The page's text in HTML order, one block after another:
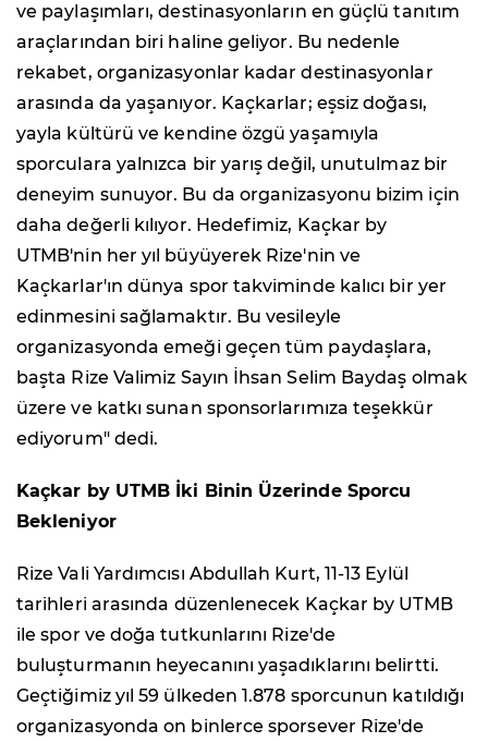
ve paylaşımları, destinasyonların en güçlü tanıtım
araçlarından biri haline geliyor. Bu nedenle
rekabet, organizasyonlar kadar destinasyonlar
arasında da yaşanıyor. Kaçkarlar; eşsiz doğası,
yayla kültürü ve kendine özgü yaşamıyla
sporculara yalnızca bir yarış değil, unutulmaz bir
deneyim sunuyor. Bu da organizasyonu bizim için
daha değerli kılıyor. Hedefimiz, Kaçkar by
UTMB'nin her yıl büyüyerek Rize'nin ve
Kaçkarlar'ın dünya spor takviminde kalıcı bir yer
edinmesini sağlamaktır. Bu vesileyle
organizasyonda emeği geçen tüm paydaşlara,
başta Rize Valimiz Sayın İhsan Selim Baydaş olmak
üzere ve katkı sunan sponsorlarımıza teşekkür
ediyorum" dedi.
Kaçkar by UTMB İki Binin Üzerinde Sporcu
Bekleniyor
Rize Vali Yardımcısı Abdullah Kurt, 11-13 Eylül
tarihleri arasında düzenlenecek Kaçkar by UTMB
ile spor ve doğa tutkunlarını Rize'de
buluşturmanın heyecanını yaşadıklarını belirtti.
Geçtiğimiz yıl 59 ülkeden 1.878 sporcunun katıldığı
organizasyonda on binlerce sporsever Rize'de